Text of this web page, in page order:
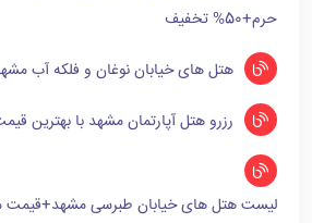
حرم+50% تخفیف
هتل های خیابان نوغان و فلکه آب مشهد+50%
رزرو هتل آپارتمان مشهد با بهترین